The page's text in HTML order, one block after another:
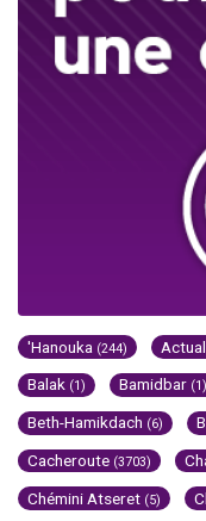
'Hanouka (244)
Balak (1) Bamidbar (1)
Beth-Hamikdach (6)
Cacheroute (3703)
Chémini Atseret (5)